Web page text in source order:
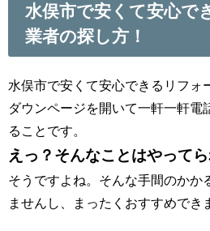
水俣市で安くて安心で
業者の探し方！
水俣市で安くて安心できるリフォ
ダウンページを開いて一軒一軒電
ることです。
えっ？そんなことはやって
そうですよね。そんな手間のかか
ませんし、まったくおすすめでき